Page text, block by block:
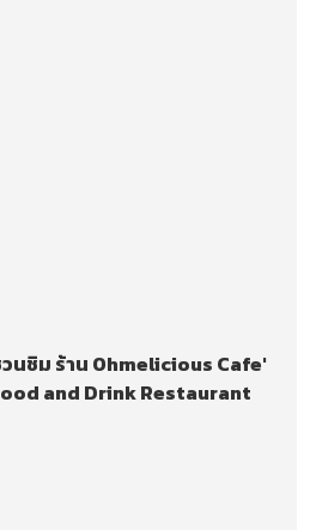
นชิม ร้าน Ohmelicious Cafe'
and Drink Restaurant